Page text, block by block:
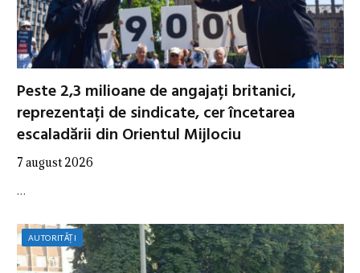
Peste 2,3 milioane de angajați britanici,
reprezentați de sindicate, cer încetarea
escaladării din Orientul Mijlociu
7 august 2026
…
AUTORITĂȚI